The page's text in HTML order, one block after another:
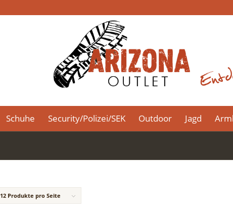
Schuhe Security/Polizei/SEK Outdoor Jagd
12 Produkte pro Seite